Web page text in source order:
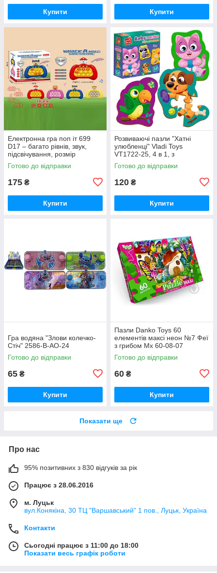
Купити Купити
Електронна гра поп іт 699
D17 – багато рівнів, звук,
підсвічування, розмір
12.5х5.6х14 см (у коробці,
мікс)
Готово до відправки
175 ₴
Купити
Розвиваючі пазли "Хатні
улюбленці" Vladi Toys
VT1722-25, 4 в 1, з
картонними фігурками,
українською, у пакеті
Готово до відправки
120 ₴
Купити
Гра водяна "Злови колечко-
Стіч" 2586-В-АO-24
Готово до відправки
65 ₴
Купити
Пазли Danko Toys 60
елементів максі неон №7 Феї
з грибом Мх 60-08-07
Готово до відправки
60 ₴
Купити
Показати ще
Про нас
95% позитивних з 830 відгуків за рік
Працює з 28.06.2016
м. Луцьк
вул.Конякіна, 30 ТЦ "Варшавський" 1 пов., Луцьк, Україна
Контакти
Сьогодні працює з 11:00 до 18:00
Показати весь графік роботи